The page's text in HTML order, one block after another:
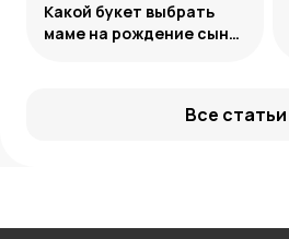
Все статьи
Какой букет выбрать
маме на рождение сына: